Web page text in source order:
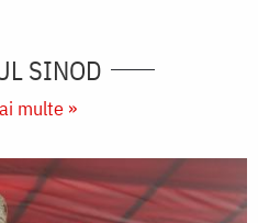
SINOD
multe »